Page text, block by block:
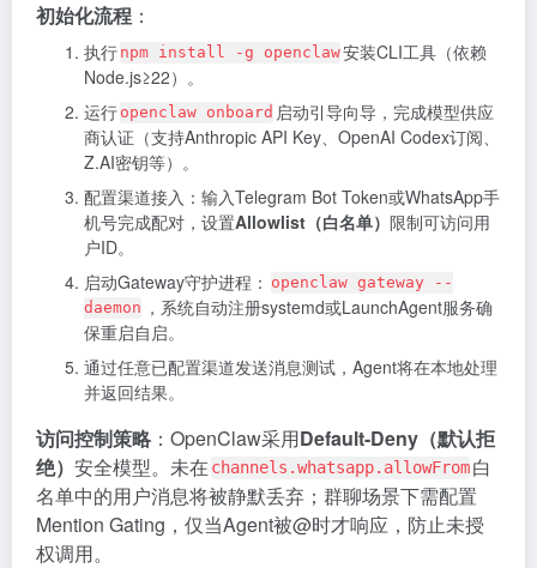
初始化流程 ：
执行 npm install -g openclaw安装CLI工具（依赖
Node.js≥22）。
运行 openclaw onboard 启动引导向导，完成模型供应
商认证（支持Anthropic API Key、OpenAI Codex订阅、
Z.AI密钥等）。
配置渠道接入：输入Telegram Bot Token或WhatsApp手
机号完成配对，设置Allowlist（白名单） 限制可访问用
户ID。
启动Gateway守护进程： openclaw gateway --
daemon ，系统自动注册systemd或LaunchAgent服务确
保重启自启。
通过任意已配置渠道发送消息测试，Agent将在本地处理
并返回结果。
访问控制策略 ：OpenClaw采用Default-Deny（默认拒
绝） 安全模型。未在 channels.whatsapp.allowFrom白
名单中的用户消息将被静默丢弃；群聊场景下需配置
Mention Gating，仅当Agent被@时才响应，防止未授
权调用。